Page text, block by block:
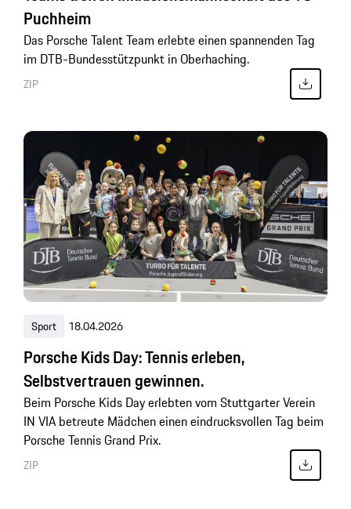
Puchheim
Das Porsche Talent Team erlebte einen spannenden Tag
im DTB-Bundesstützpunkt in Oberhaching.
ZIP
Sport 18.04.2026
Porsche Kids Day: Tennis erleben,
Selbstvertrauen gewinnen.
Beim Porsche Kids Day erlebten vom Stuttgarter Verein
IN VIA betreute Mädchen einen eindrucksvollen Tag beim
Porsche Tennis Grand Prix.
ZIP